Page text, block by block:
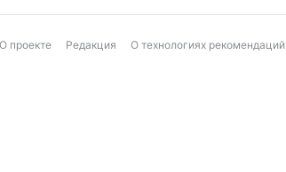
О проекте Редакция О технологиях рекомендаций